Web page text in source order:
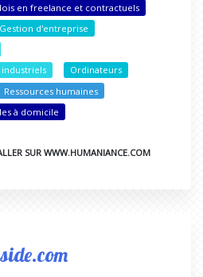
en freelance et contractuels
Gestion d'entreprise
Ordinateurs
Ressources humaines
à domicile
SUR WWW.HUMANIANCE.COM